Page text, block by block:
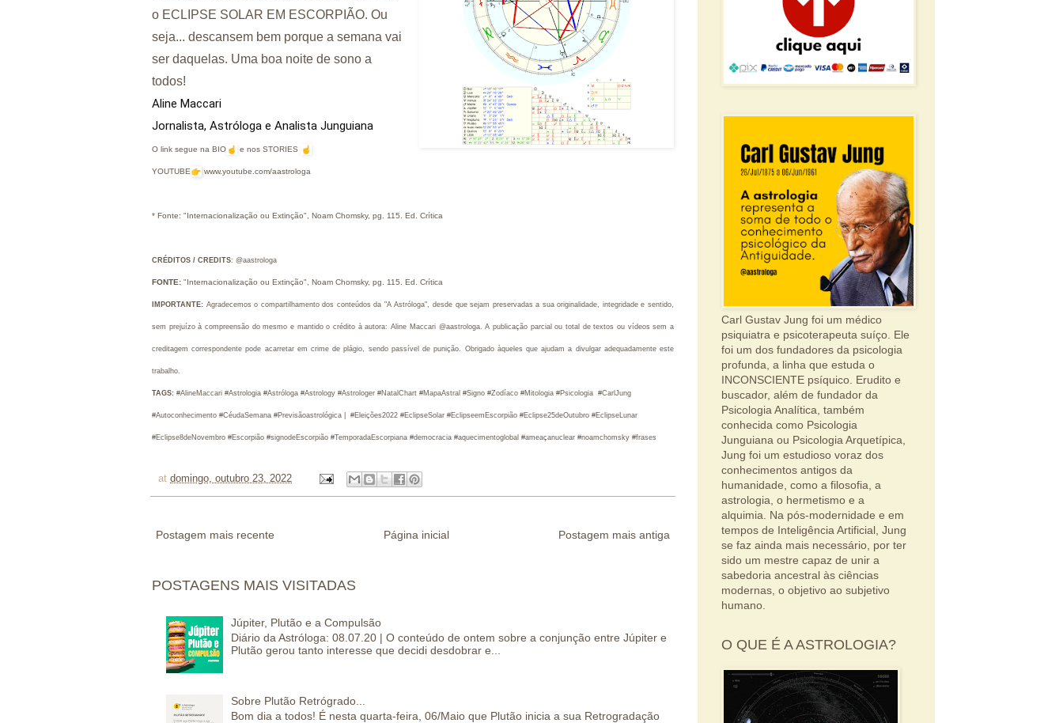
o ECLIPSE SOLAR EM ESCORPIÃO. Ou
seja... descansem bem porque a semana vai
ser daquelas. Uma boa noite de sono a
todos!
Aline Maccari
Jornalista, Astróloga e Analista Junguiana
O link segue na BIO e nos STORIES
YOUTUBE www.youtube.com/aastrologa
* Fonte: "Internacionalização ou Extinção", Noam Chomsky, pg. 115. Ed. Crítica
CRÉDITOS / CREDITS: @aastrologa
FONTE: "Internacionalização ou Extinção", Noam Chomsky, pg. 115. Ed. Crítica
IMPORTANTE: Agradecemos o compartilhamento dos conteúdos da "A Astróloga", desde que sejam preservadas a sua originalidade, integridade e sentido,
sem prejuízo à compreensão do mesmo e mantido o crédito à autora: Aline Maccari @aastrologa. A publicação parcial ou total de textos ou vídeos sem a
creditagem correspondente pode acarretar em crime de plágio, sendo passível de punição. Obrigado àqueles que ajudam a divulgar adequadamente este
trabalho.
TAGS: #AlineMaccari #Astrologia #Astróloga #Astrology #Astrologer #NatalChart #MapaAstral #Signo #Zodíaco #Mitologia #Psicologia  #CarlJung
#Autoconhecimento #CéudaSemana #Previsãoastrológica |
  #Eleições2022 #EclipseSolar #EclipseemEscorpião #Eclipse25deOutubro #EclipseLunar
#Eclipse8deNovembro #Escorpião #signodeEscorpião #TemporadaEscorpiana #democracia #aquecimentoglobal #ameaçanuclear #noamchomsky #frases
at domingo, outubro 23, 2022
Postagem mais recente Postagem mais antiga
Página inicial
POSTAGENS MAIS VISITADAS
Júpiter, Plutão e a Compulsão
Diário da Astróloga: 08.07.20 | O conteúdo de ontem sobre a conjunção entre Júpiter e
Plutão gerou tanto interesse que decidi desdobrar e...
Sobre Plutão Retrógrado...
Bom dia a todos! É nesta quarta-feira, 06/Maio que Plutão inicia a sua Retrogradação
Carl Gustav Jung foi um médico
psiquiatra e psicoterapeuta suíço. Ele
foi um dos fundadores da psicologia
profunda, a linha que estuda o
INCONSCIENTE psíquico. Erudito e
buscador, além de fundador da
Psicologia Analítica, também
conhecida como Psicologia
Junguiana ou Psicologia Arquetípica,
Jung foi um estudioso voraz dos
conhecimentos antigos da
humanidade, como a filosofia, a
astrologia, o hermetismo e a
alquimia. Na pós-modernidade e em
tempos de Inteligência Artificial, Jung
se faz ainda mais necessário, por ter
sido um mestre capaz de unir a
sabedoria ancestral às ciências
modernas, o objetivo ao subjetivo
humano.
O QUE É A ASTROLOGIA?